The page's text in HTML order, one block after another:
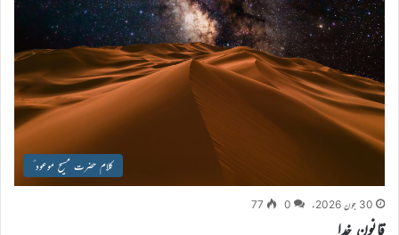
کلام حضرت مسیح موعود ؑ
30 جون 2026ء 0
77
قانونِ خدا